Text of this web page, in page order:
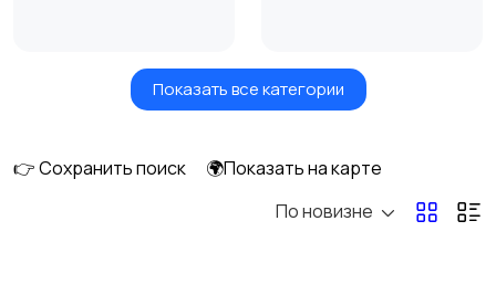
Красота и здоровье
Транспорт,
IT, интернет, телеком
Показать все категории
👉 Сохранить поиск
🌍Показать на карте
По новизне